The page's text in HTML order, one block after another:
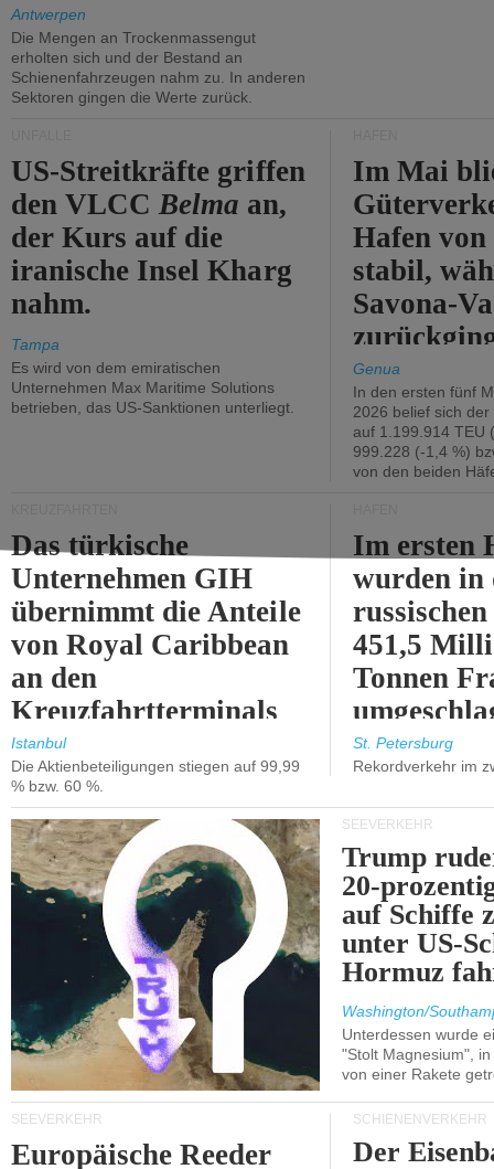
Antwerpen
Die Mengen an Trockenmassengut
erholten sich und der Bestand an
Schienenfahrzeugen nahm zu. In anderen
Sektoren gingen die Werte zurück.
US-Streitkräfte griffen
den VLCCBelma an,
der Kurs auf die
iranische Insel Kharg
nahm.
Tampa
Es wird von dem emiratischen
Unternehmen Max Maritime Solutions
betrieben, das US-Sanktionen unterliegt.
Im Mai
Hafen von
stabil,
Savona-
Genua
In den ersten fünf
2026 belief sich
auf 1.199.914 TEU
999.228 (-1,4 %)
von den beiden
Das türkische
Unternehmen GIH
übernimmt die Anteile
von Royal Caribbean
an den
Kreuzfahrtterminals
in Kusadasi und
Lissabon.
Istanbul
Die Aktienbeteiligungen stiegen auf 99,99
% bzw. 60 %.
Im ersten
wurden in
451,5
Tonnen
%).
St. Petersburg
Rekordverkehr im
SEEVERKEHR
Trump
20-
auf Schiffe
unter US-
Hormuz
Washington/
Unterdessen wurde
"Stolt Magnesium",
von einer Rakete
SEEVERKEHR
Europäische Reeder
SCHIENENVERKEHR
Der